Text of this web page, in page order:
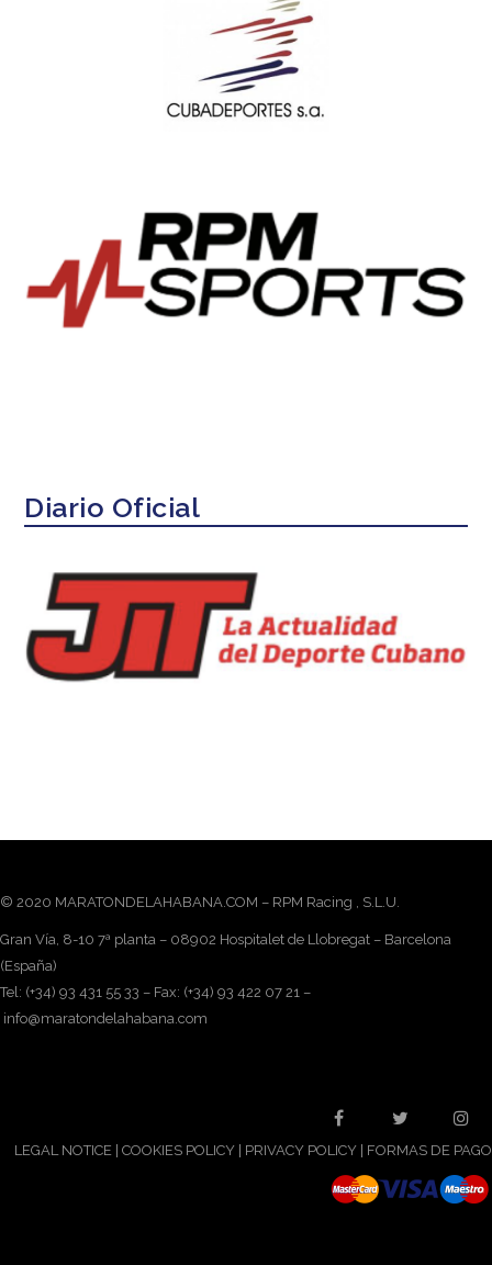
Diario Oficial
© 2020 MARATONDELAHABANA.COM – RPM Racing , S.L.U.
Gran Vía, 8-10 7ª planta – 08902 Hospitalet de Llobregat – Barcelona
(España)
Tel: (+34) 93 431 55 33 – Fax: (+34) 93 422 07 21 –
info@maratondelahabana.com
LEGAL NOTICE COOKIES POLICY PRIVACY POLICY FORMAS DE PAGO